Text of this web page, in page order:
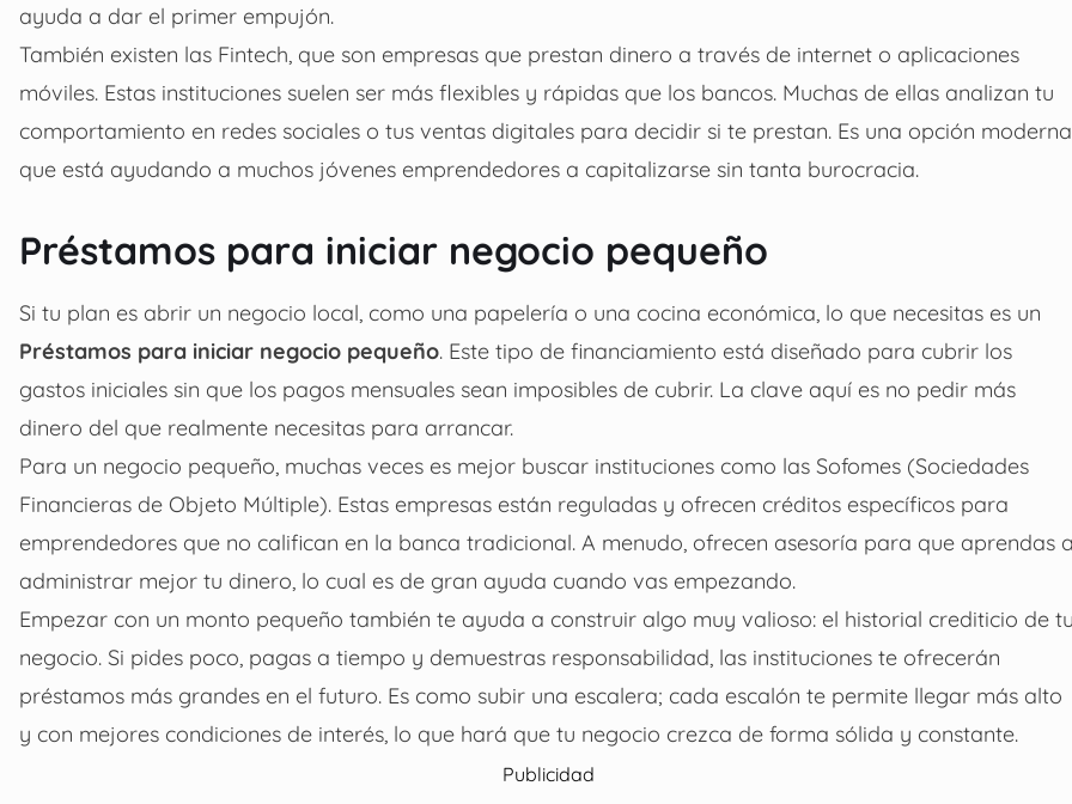
ayuda a dar el primer empujón.
También existen las Fintech, que son empresas que prestan dinero a través de internet o aplicaciones
móviles. Estas instituciones suelen ser más flexibles y rápidas que los bancos. Muchas de ellas analizan tu
comportamiento en redes sociales o tus ventas digitales para decidir si te prestan. Es una opción moderna
que está ayudando a muchos jóvenes emprendedores a capitalizarse sin tanta burocracia.
Préstamos para iniciar negocio pequeño
Si tu plan es abrir un negocio local, como una papelería o una cocina económica, lo que necesitas es un
Préstamos para iniciar negocio pequeño. Este tipo de financiamiento está diseñado para cubrir los
gastos iniciales sin que los pagos mensuales sean imposibles de cubrir. La clave aquí es no pedir más
dinero del que realmente necesitas para arrancar.
Para un negocio pequeño, muchas veces es mejor buscar instituciones como las Sofomes (Sociedades
Financieras de Objeto Múltiple). Estas empresas están reguladas y ofrecen créditos específicos para
emprendedores que no califican en la banca tradicional. A menudo, ofrecen asesoría para que aprendas
administrar mejor tu dinero, lo cual es de gran ayuda cuando vas empezando.
Empezar con un monto pequeño también te ayuda a construir algo muy valioso: el historial crediticio de
negocio. Si pides poco, pagas a tiempo y demuestras responsabilidad, las instituciones te ofrecerán
préstamos más grandes en el futuro. Es como subir una escalera; cada escalón te permite llegar más alto
y con mejores condiciones de interés, lo que hará que tu negocio crezca de forma sólida y constante.
Publicidad